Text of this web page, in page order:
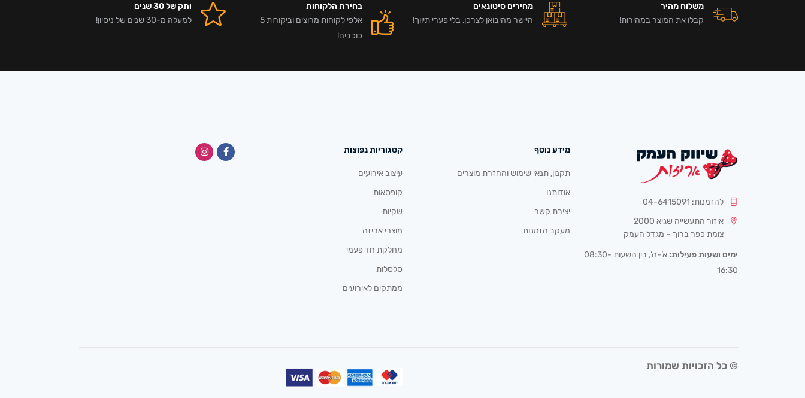
משלוח מהיר
קבלו את המוצר במהירות!
מחירים סיטונאים
היישר מהיבואן לצרכן, בלי פערי תיווך!
בחירת הלקוחות
אלפי לקוחות מרוצים וביקורות 5
כוכבים!
ותק של 30 שנים
למעלה מ-30 שנים של ניסיון!
להזמנות: 04-6415091
איזור התעשייה שגיא 2000
צומת כפר ברוך – מגדל העמק
ימים ושעות פעילות:
א’-ה’, בין השעות 08:30-
16:30
מידע נוסף
תקנון, תנאי שימוש והחזרת מוצרים
אודותנו
יצירת קשר
מעקב הזמנות
קטגוריות נפוצות
עיצוב אירועים
קופסאות
שקיות
מוצרי אריזה
מחלקת חד פעמי
סלסלות
ממתקים לאירועים
© כל הזכויות שמורות